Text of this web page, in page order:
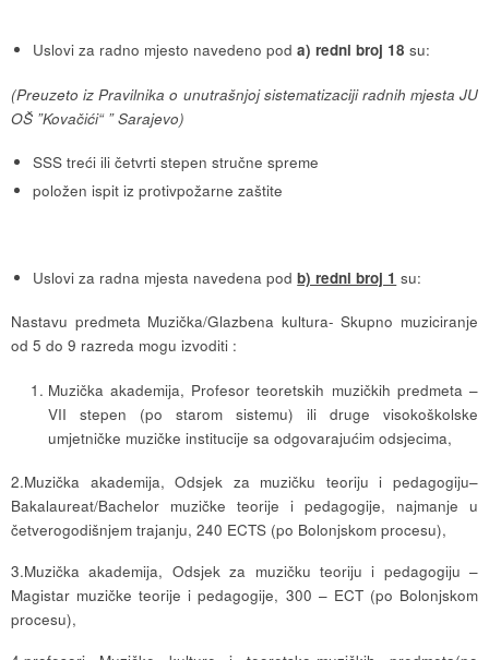
Uslovi za radno mjesto navedeno poda) redni broj 18 su:
(Preuzeto iz Pravilnika o unutrašnjoj sistematizaciji radnih mjesta JU
OŠ ”Kovačići“ ” Sarajevo)
SSS treći ili četvrti stepen stručne spreme
položen ispit iz protivpožarne zaštite
Uslovi za radna mjesta navedena podb) redni broj 1 su:
Nastavu predmeta Muzička/Glazbena kultura- Skupno muziciranje
od 5 do 9 razreda mogu izvoditi :
Muzička akademija, Profesor teoretskih muzičkih predmeta –
VII stepen (po starom sistemu) ili druge visokoškolske
umjetničke muzičke institucije sa odgovarajućim odsjecima,
2.Muzička akademija, Odsjek za muzičku teoriju i pedagogiju–
Bakalaureat/Bachelor muzičke teorije i pedagogije, najmanje u
četverogodišnjem trajanju, 240 ECTS (po Bolonjskom procesu),
3.Muzička akademija, Odsjek za muzičku teoriju i pedagogiju –
Magistar muzičke teorije i pedagogije, 300 – ECT (po Bolonjskom
procesu),